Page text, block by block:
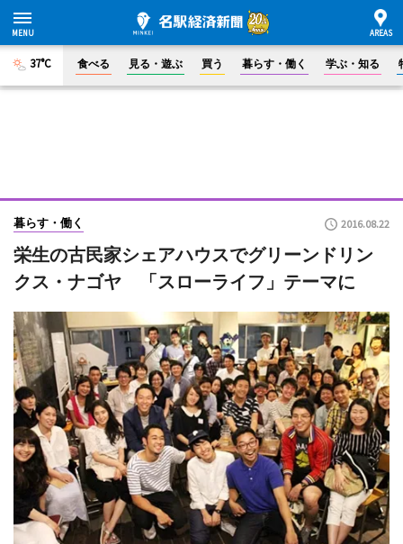
37°C 食べる 見る・遊ぶ 買う 暮らす・働く 学ぶ・知る
暮らす・働く 2016.08.22
栄生の古民家シェアハウスでグリーンドリン
クス・ナゴヤ 「スローライフ」テーマに